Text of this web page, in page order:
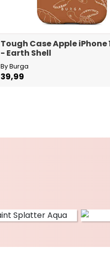
Tough Case Apple iPhone
- Earth Shell
By Burga
39,99